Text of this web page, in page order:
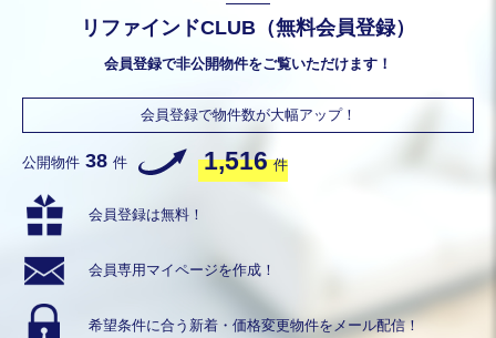
リファインドCLUB（無料会員登録）
会員登録で非公開物件をご覧いただけます！
会員登録で物件数が大幅アップ！
公開物件 38 件 1,516 件
会員登録は無料！
会員専用 マイページを作成！
希望条件に合う 新着・価格変更物件をメール配信！